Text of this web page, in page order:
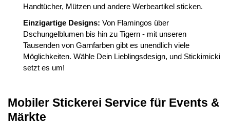
Handtücher, Mützen und andere Werbeartikel sticken.
Einzigartige Designs: Von Flamingos über
Dschungelblumen bis hin zu Tigern - mit unseren
Tausenden von Garnfarben gibt es unendlich viele
Möglichkeiten. Wähle Dein Lieblingsdesign, und Stickimicki
setzt es um!
Mobiler Stickerei Service für Events &
Märkte